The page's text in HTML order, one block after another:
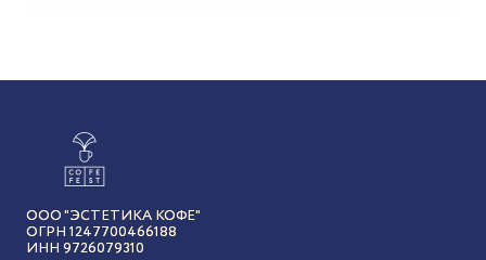
ООО "ЭСТЕТИКА КОФЕ"
ОГРН 1247700466188
ИНН 9726079310